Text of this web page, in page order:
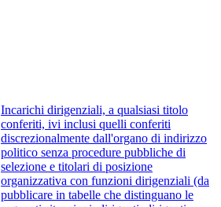
Incarichi dirigenziali, a qualsiasi titolo
conferiti, ivi inclusi quelli conferiti
discrezionalmente dall'organo di indirizzo
politico senza procedure pubbliche di
selezione e titolari di posizione
organizzativa con funzioni dirigenziali (da
pubblicare in tabelle che distinguano le